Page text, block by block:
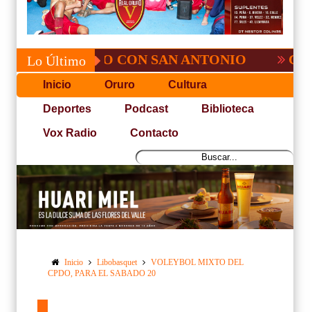
Lo Último
NO PUDO CON SAN ANTONIO COPA
Inicio Oruro Cultura
Deportes Podcast Biblioteca
Vox Radio Contacto
Inicio Libobasquet
VOLEYBOL MIXTO DEL
CPDO, PARA EL SABADO 20